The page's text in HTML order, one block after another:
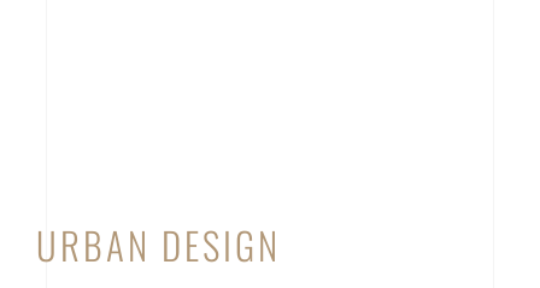
URBAN DESIGN